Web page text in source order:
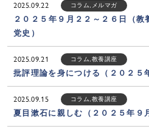
2025.09.22 コラム, メルマガ
２０２５年９月２２～２６日（
党史）
2025.09.21 コラム,教養講座
批評理論を身につける（２０２５
2025.09.15 コラム,教養講座
夏目漱石に親しむ（２０２５年９